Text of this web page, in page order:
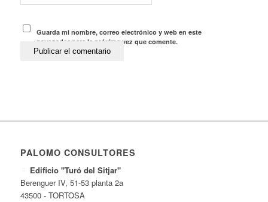
Guarda mi nombre, correo electrónico y web en este
navegador para la próxima vez que comente.
PALOMO CONSULTORES
Edificio "Turó del Sitjar"
Berenguer IV, 51-53 planta 2a
43500 - TORTOSA